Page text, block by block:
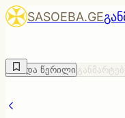
SASOEBA.GE
წმინდა წერილი